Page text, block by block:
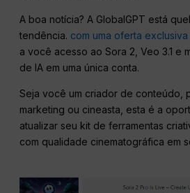
A boa notícia? A GlobalGPT está
tendência. com uma oferta
a você acesso ao Sora 2, Veo 3.1 e
de IA em uma única conta.
Seja você um criador de conteúdo,
marketing ou cineasta, esta é a
atualizar seu kit de ferramentas
com qualidade cinematográfica em